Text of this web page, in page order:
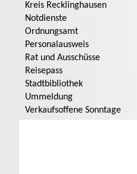
Kreis Recklinghausen
Notdienste
Ordnungsamt
Personalausweis
Rat und Ausschüsse
Reisepass
Stadtbibliothek
Ummeldung
Verkaufsoffene Sonntage